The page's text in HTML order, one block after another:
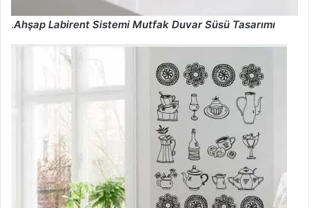
.Ahşap Labirent Sistemi Mutfak Duvar Süsü Tasarımı